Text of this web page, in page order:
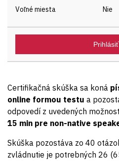
Voľné miesta Nie
Certifikačná skúška sa koná
online formou testu a
odpovedí z uvedených
15 min pre non-native
Skúška pozostáva zo 40
zvládnutie je potrebných 26